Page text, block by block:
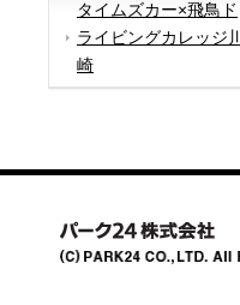
タイムズカー×飛鳥ド
ライビングカレッジ川
崎